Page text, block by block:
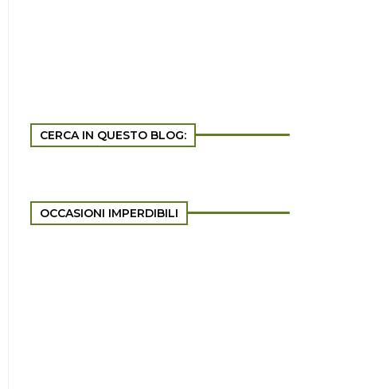
CERCA IN QUESTO BLOG:
OCCASIONI IMPERDIBILI